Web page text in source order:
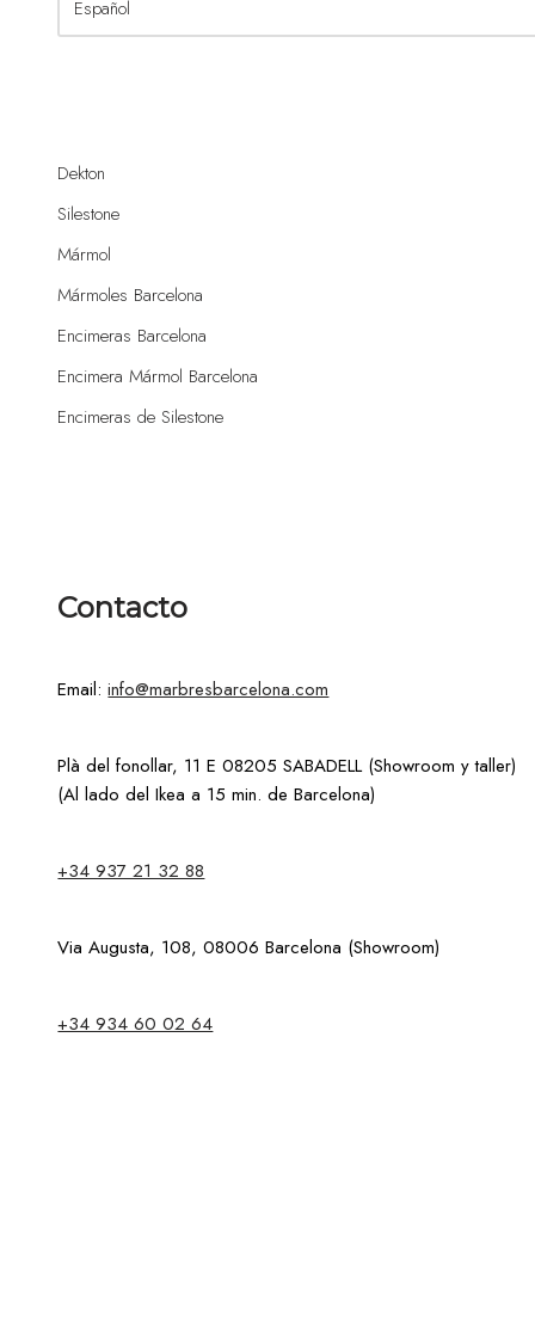
Dekton
Silestone
Mármol
Mármoles Barcelona
Encimeras Barcelona
Encimera Mármol Barcelona
Encimeras de Silestone
Contacto
Email:info@marbresbarcelona.com
Plà del fonollar, 11 E 08205 SABADELL (Showroom y taller)
(Al lado del Ikea a 15 min. de Barcelona)
+34 937 21 32 88
Via Augusta, 108, 08006 Barcelona (Showroom)
+34 934 60 02 64